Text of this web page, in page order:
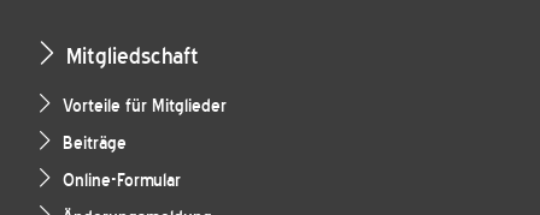
Mitgliedschaft
Vorteile für Mitglieder
Beiträge
Online-Formular